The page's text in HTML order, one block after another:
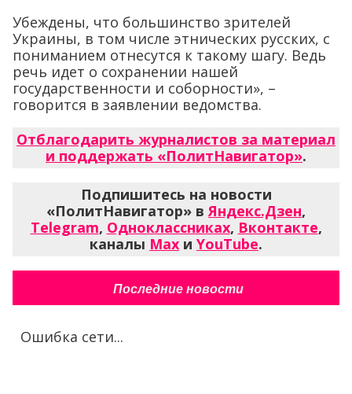
Убеждены, что большинство зрителей
Украины, в том числе этнических русских, с
пониманием отнесутся к такому шагу. Ведь
речь идет о сохранении нашей
государственности и соборности», –
говорится в заявлении ведомства.
Отблагодарить журналистов за материал
и поддержать «ПолитНавигатор».
Подпишитесь на новости
«ПолитНавигатор» вЯндекс.Дзен,
Telegram, Одноклассниках, Вконтакте,
каналы Max и YouTube.
Последние новости
Ошибка сети...